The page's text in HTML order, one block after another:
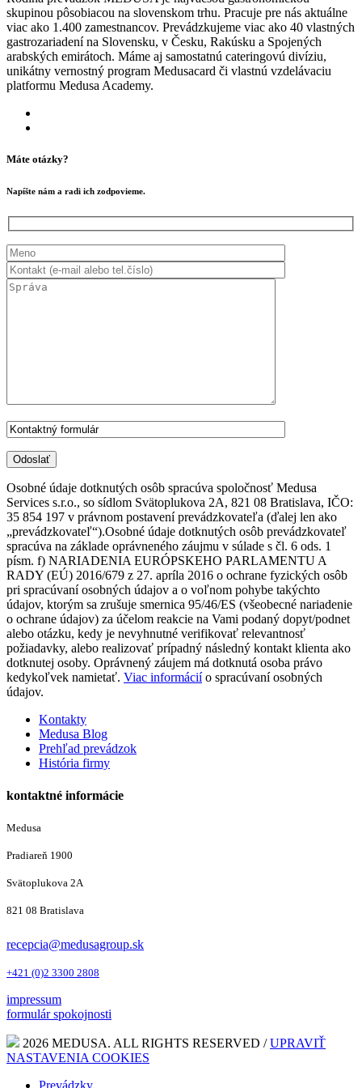
skupinou pôsobiacou na slovenskom trhu. Pracuje pre nás aktuálne
viac ako 1.400 zamestnancov. Prevádzkujeme viac ako 40 vlastných
gastrozariadení na Slovensku, v Česku, Rakúsku a Spojených
arabských emirátoch. Máme aj samostatnú cateringovú divíziu,
unikátny vernostný program Medusacard či vlastnú vzdelávaciu
platformu Medusa Academy.
Máte otázky?
Napíšte nám a radi ich zodpovieme.
Osobné údaje dotknutých osôb spracúva spoločnosť Medusa
Services s.r.o., so sídlom Svätoplukova 2A, 821 08 Bratislava, IČO:
35 854 197 v právnom postavení prevádzkovateľa (ďalej len ako
„prevádzkovateľ“).Osobné údaje dotknutých osôb prevádzkovateľ
spracúva na základe oprávneného záujmu v súlade s čl. 6 ods. 1
písm. f) NARIADENIA EURÓPSKEHO PARLAMENTU A
RADY (EÚ) 2016/679 z 27. apríla 2016 o ochrane fyzických osôb
pri spracúvaní osobných údajov a o voľnom pohybe takýchto
údajov, ktorým sa zrušuje smernica 95/46/ES (všeobecné nariadenie
o ochrane údajov) za účelom reakcie na Vami podaný dopyt/podnet
alebo otázku, kedy je nevyhnutné verifikovať relevantnosť
požiadavky, alebo realizovať prípadný následný kontakt klienta ako
dotknutej osoby. Oprávnený záujem má dotknutá osoba právo
kedykoľvek namietať. Viac informácií o spracúvaní osobných
údajov.
Kontakty
Medusa Blog
Prehľad prevádzok
História firmy
kontaktné informácie
Medusa
Pradiareň 1900
Svätoplukova 2A
821 08 Bratislava
recepcia@medusagroup.sk
+421 (0)2 3300 2808
impressum
formulár spokojnosti
2026 MEDUSA. ALL RIGHTS RESERVED /UPRAVIŤ
NASTAVENIA COOKIES
Prevádzky